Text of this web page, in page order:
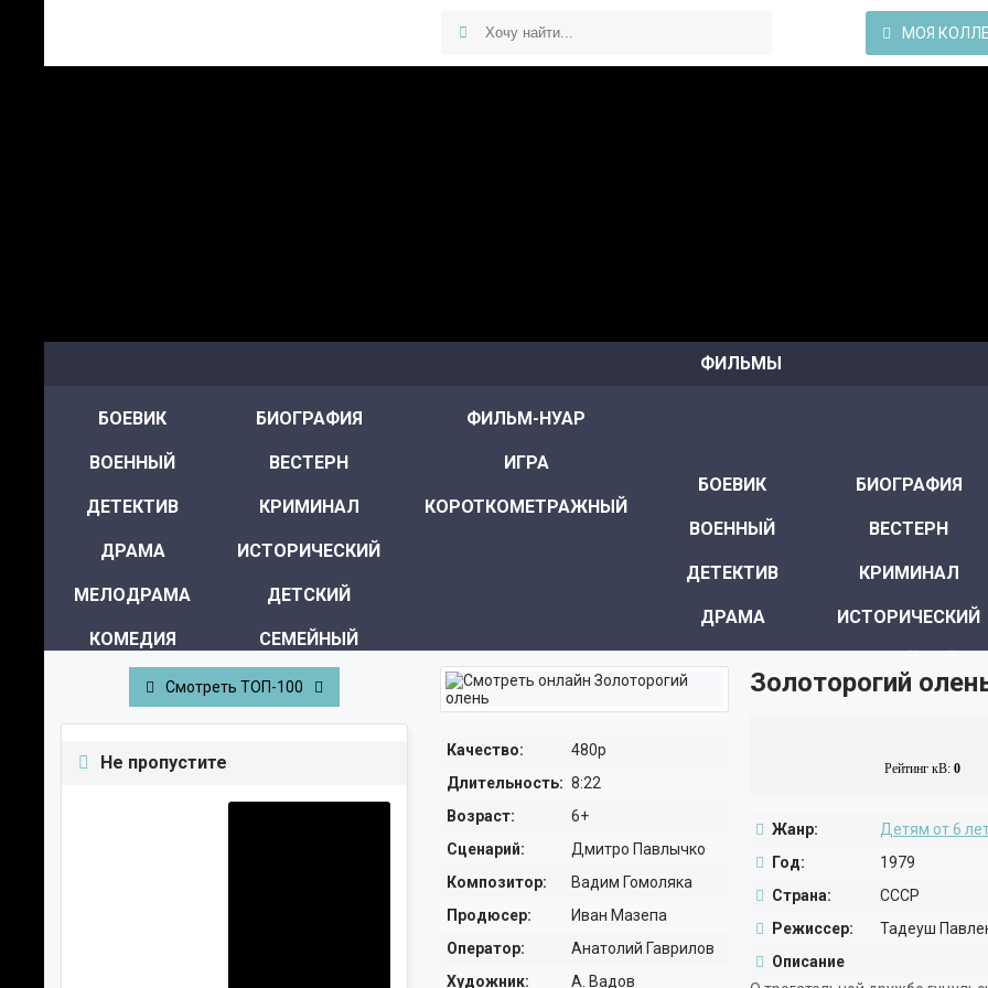
МОЯ
ФИЛЬМЫ
БОЕВИК
ВОЕННЫЙ
ДЕТЕКТИВ
ДРАМА
МЕЛОДРАМА
КОМЕДИЯ
УЖАСЫ
ТРИЛЛЕР
ФАНТАСТИКА
БИОГРАФИЯ
ВЕСТЕРН
КРИМИНАЛ
ИСТОРИЧЕСКИЙ
ДЕТСКИЙ
СЕМЕЙНЫЙ
МИСТИКА
ПРИКЛЮЧЕНИЯ
ФИЛЬМ-НУАР
ИГРА
КОРОТКОМЕТРАЖНЫЙ
БОЕВИК
ВОЕННЫЙ
ДЕТЕКТИВ
ДРАМА
ФАНТАСТИКА
ФЭНТЕЗИ
БИОГРАФИЯ
ВЕСТЕРН
КРИМИНАЛ
ИСТОРИЧЕСКИЙ
МИСТИКА
Золоторогий
Рейтинг кВ: 0
Жанр: Детям от 6
Год:
1979
Страна:
СССР
Режиссер:
Тадеуш
Описание
Качество:
480p
Длительность: 8:22
Возраст:
6+
Сценарий:
Дмитро Павлычко
Композитор:
Вадим Гомоляка
Продюсер:
Иван Мазепа
Оператор:
Анатолий Гаврилов
Художник:
А. Вадов
Смотреть ТОП-100
Не пропустите